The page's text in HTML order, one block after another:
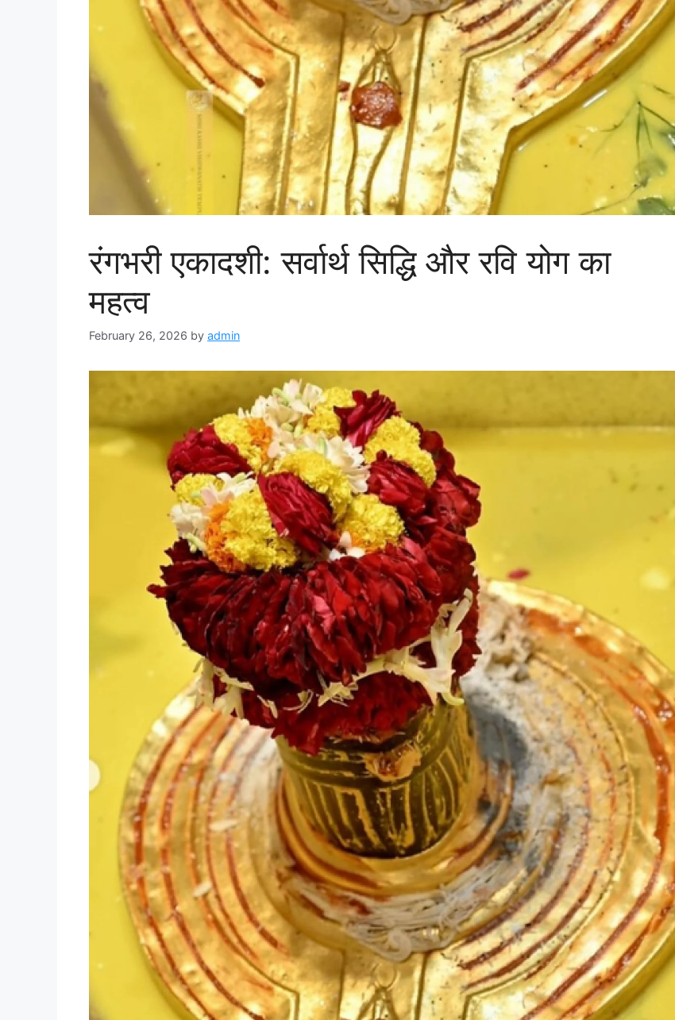
रंगभरी एकादशी: सर्वार्थ सिद्धि और रवि योग का
महत्व
February 26, 2026 by admin